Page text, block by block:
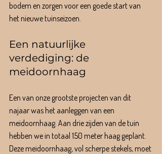
bodem en zorgen voor een goede start van
het nieuwe tuinseizoen.
Een natuurlijke
verdediging: de
meidoornhaag
Een van onze grootste projecten van dit
najaar was het aanleggen van een
meidoornhaag. Aan drie zijden van de tuin
hebben we in totaal 150 meter haag geplant.
Deze meidoornhaag, vol scherpe stekels, moet